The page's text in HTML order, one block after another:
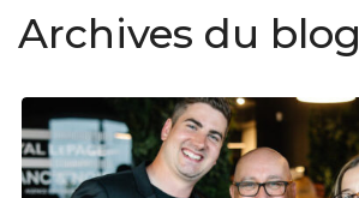
Archives du blog